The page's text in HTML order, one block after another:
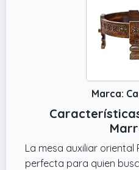
Marca:
La mesa auxiliar oriental
perfecta para quien